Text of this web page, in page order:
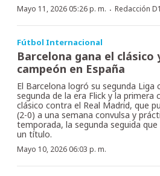
Mayo 11, 2026 05:26 p. m. · Redacción
Fútbol Internacional
Barcelona gana el clásico
campeón en España
El Barcelona logró su segunda Liga
segunda de la era Flick y la primera
clásico contra el Real Madrid, que
(2-0) a una semana convulsa y
temporada, la segunda seguida
un título.
Mayo 10, 2026 06:03 p. m.